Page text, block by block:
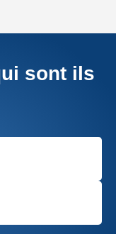
sont ils